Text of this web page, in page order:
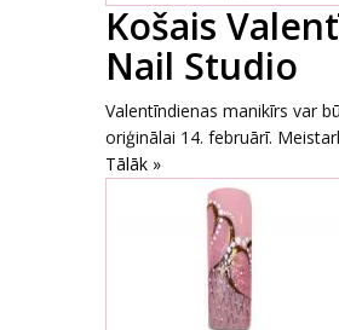
Košais
Nail Studio
Valentīndienas manikīrs var
oriģinālai 14. februārī.
Tālāk »